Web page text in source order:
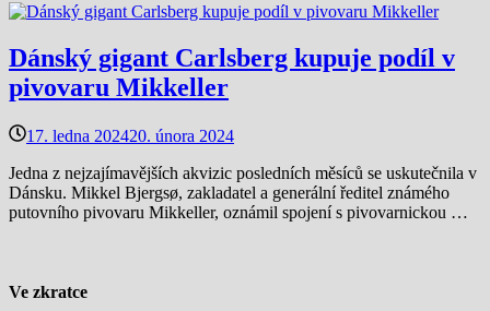
Dánský gigant Carlsberg kupuje podíl v
pivovaru Mikkeller
17. ledna 202420. února 2024
Jedna z nejzajímavějších akvizic posledních měsíců se uskutečnila v
Dánsku. Mikkel Bjergsø, zakladatel a generální ředitel známého
putovního pivovaru Mikkeller, oznámil spojení s pivovarnickou …
Ve zkratce